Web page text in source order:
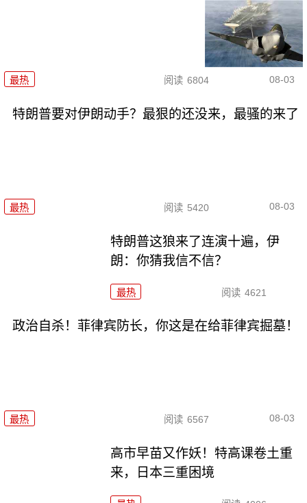
最热 阅读 6804 08-03
特朗普要对伊朗动手？最狠的还没来，最骚的来了
最热 阅读 5420 08-03
特朗普这狼来了连演十遍，伊
朗：你猜我信不信？
最热 阅读 4621
政治自杀！菲律宾防长，你这是在给菲律宾掘墓！
最热 阅读 6567 08-03
高市早苗又作妖！特高课卷土重
来，日本三重困境